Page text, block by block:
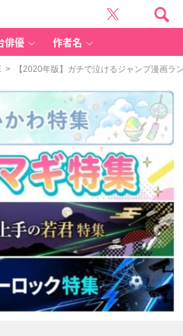
俳優 作者名
> 【2020年版】ガチで泣けるジャンプ漫画ラ